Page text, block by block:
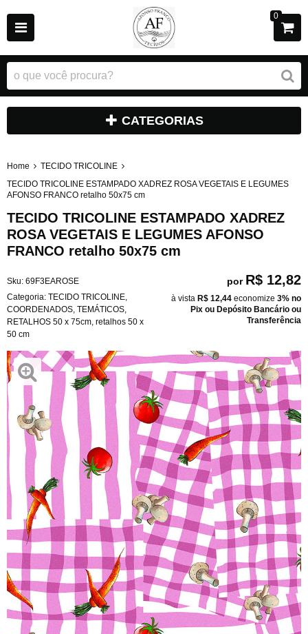
0
CATEGORIAS
Home
TECIDO TRICOLINE
TECIDO TRICOLINE ESTAMPADO XADREZ ROSA VEGETAIS E LEGUMES
AFONSO FRANCO retalho 50x75 cm
TECIDO TRICOLINE ESTAMPADO XADREZ
ROSA VEGETAIS E LEGUMES AFONSO
FRANCO retalho 50x75 cm
Sku: 69F3EAROSE
Categoria: TECIDO TRICOLINE
COORDENADOS TEMÁTICOS
RETALHOS 50 x 75cm retalhos 50 x
50 cm
por R$ 12,82
à vista R$ 12,44 economize 3% no
Pix ou Depósito Bancário ou
Transferência